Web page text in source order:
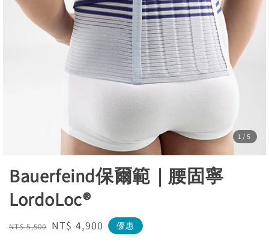
1 /5
Bauerfeind保爾範｜腰固寧
LordoLoc®
Regular
NT$ 5,500 Sale
NT$ 4,900 優惠